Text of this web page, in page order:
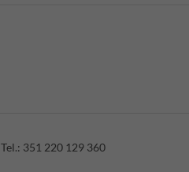
Tel.: 351 220 129 360